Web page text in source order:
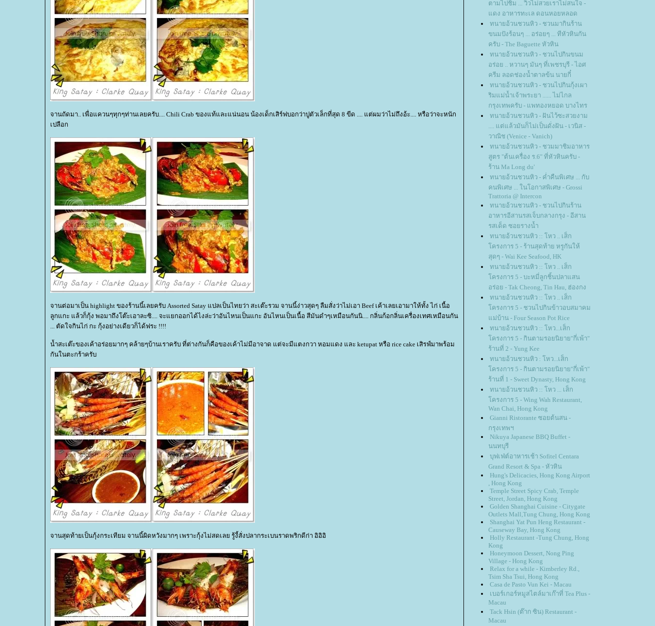
จานถัดมา.. เพื่อแควนๆทุกๆท่านเลยครับ.... Chili Crab ของแท้และแน่นอน น้องเด็กเสิร์ฟบอกว่าปูตัวเล็กที่สุด 8 ขีด .... แต่ผมว่าไม่ถึงอ้ะ.... หรือว่าจะหนัก
เปลือก
จานต่อมาเป็น highlight ของร้านนี้เลยครับ Assorted Satay แปลเป็นไทยว่า สะเต๊ะรวม จานนี้ง่าวสุดๆ ลืมสั่งว่าไม่เอา Beef เค้าเลยเอามาให้ทั้ง ไก่ เนื้อ
ลูกแกะ แล้วก็กุ้ง พอมาถึงโต๊ะเอาละซิ.... จะแยกออกได้ไงล่ะว่าอันไหนเป็นแกะ อันไหนเป็นเนื้อ สีมันดำๆเหมือนกันนิ.... กลิ่นก้อกลิ่นเครื่องเทศเหมือนกัน
... ตัดใจกินไก่ กะ กุ้งอย่างเดียวก็ได้ฟระ !!!!
น้ำสะเต๊ะของเค้าอร่อยมากๆ คล้ายๆบ้านเราครับ ที่ต่างกันก็คือของเค้าไม่มีอาจาด แต่จะมีแตงกวา หอมแดง และ ketupat หรือ rice cake เสิรฟ์มาพร้อม
กันในตะกร้าครับ
จานสุดท้ายเป็นกุ้งกระเทียม จานนี้ผิดหวังมากๆ เพราะกุ้งไม่สดเลย รู้งี้สั่งปลากระเบนราดพริกดีก่า อิอิอิ
ตามไปชิม ... วิวไม่สวยเราไม่สนใจ -
ดง อาหารทะเล ดอนหอยหลอด
ทนายอ้วนชวนหิว - ชวนมากินร้าน
ขนมปังร้อนๆ ... อร่อยๆ ... ทีหัวหินกัน
ครับ - The Baguette หัวหิน
ทนายอ้วนชวนหิว - ชวนไปกินขนม
อร่อย .. หวานๆ มันๆ ที่เพชรบุรี - ไอศ
ครีม ลอดช่องน้ำตาลข้น นายกี๋
ทนายอ้วนชวนหิว - ชวนไปกินกุ้งเผา
ริมแม่น้ำเจ้าพระยา ...... ไม่ไกล
กรุงเทพครับ - แพทองหยอด บางไทร
ทนายอ้วนชวนหิว - ฝันไว้ซะสวยงาม
.... แต่แล้วมันก็ไม่เป็นดั่งฝัน - เวนิส -
วาณิช (Venice - Vanich)
ทนายอ้วนชวนหิว - ชวมมาชิมอาหาร
สูตร "ต้นเครื่อง ร.6" ที่หัวหินครับ -
ร้าน Ma Long du'
ทนายอ้วนชวนหิว - ค่ำคืนพิเศษ ... กับ
คนพิเศษ ... ในโอกาสพิเศษ - Grossi
Trattoria @ Intercon
ทนายอ้วนชวนหิว - ชวนไปกินร้าน
อาหารอีสานรสเจ็บกลางกรุง - อีสาน
รสเด็ด ซอยรางน้ำ
ทนายอ้วนชวนหิว :: โหว .. เส็ก
ครงการ 5 - ร้านสุดท้าย หรูกันให้
สุดๆ - Wai Kee Seafood, HK
ทนายอ้วนชวนหิว :: โหว .. เส็ก
ครงการ 5 - บะหมี่ลูกชิ้นปลาแสน
อร่อย - Tak Cheong, Tin Hau, ฮ่องกง
ทนายอ้วนชวนหิว :: โหว .. เส็ก
ครงการ 5 - ชวนไปกินข้าวอบสมาคม
ม่บ้าน - Four Season Pot Rice
ทนายอ้วนชวนหิว :: โหว...เส็ก
ครงการ 5 - กินตามรอยนิยาย"กี่เพ้า"
ร้านที่ 2 - Yung Kee
ทนายอ้วนชวนหิว : โหว...เส็ก
ครงการ 5 - กินตามรอยนิยาย"กี่เพ้า"
ร้านที่ 1 - Sweet Dynasty, Hong Kong
ทนายอ้วนชวนหิว :: โหว ... เส็ก
ครงการ 5 - Wing Wah Restaurant,
Wan Chai, Hong Kong
Gianni Ristorante ซอยต้นสน -
กรุงเทพฯ
Nikuya Japanese BBQ Buffet -
นนทบุรี
บุฟเฟ่ต์อาหารเช้า Sofitel Centara
Grand Resort & Spa - หัวหิน
Hung's Delicacies, Hong Kong Airport
, Hong Kong
Temple Street Spicy Crab, Temple
Street, Jordan, Hong Kong
Golden Shanghai Cuisine - Citygate
Outlets Mall,Tung Chung, Hong Kong
Shanghai Yat Pun Heng Restaurant -
Causeway Bay, Hong Kong
Holly Restaurant -Tung Chung, Hong
Kong
Honeymoon Dessert, Nong Ping
Village - Hong Kong
Relax for a while - Kimberley Rd.,
Tsim Sha Tsui, Hong Kong
Casa de Pasto Vun Kei - Macau
เบอร์เกอร์หมูสไตล์มาเก๊าที่ Tea Plus -
Macau
Tack Hsin (ต๊าก ซิน) Restaurant -
Macau